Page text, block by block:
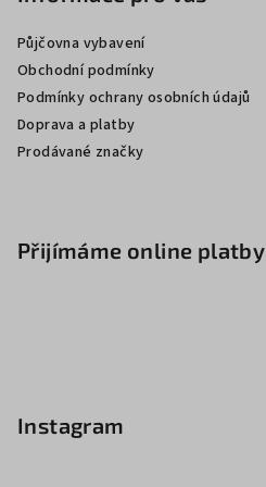
Půjčovna vybavení
Obchodní podmínky
Podmínky ochrany osobních údajů
Doprava a platby
Prodávané značky
Přijímáme online platby
Instagram